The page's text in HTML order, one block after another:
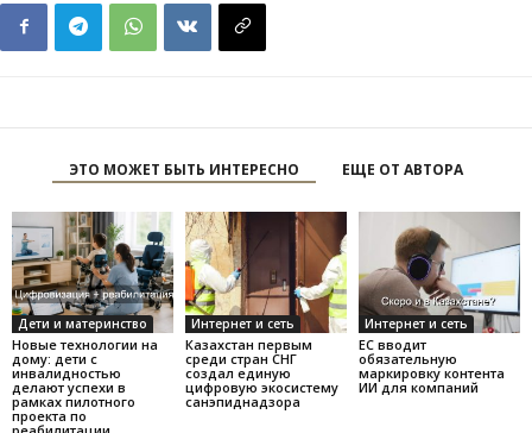
ЭТО МОЖЕТ БЫТЬ ИНТЕРЕСНО ЕЩЕ ОТ АВТОРА
Дети и материнство
Новые технологии на
дому: дети с
инвалидностью
делают успехи в
рамках пилотного
проекта по
Интернет и сеть
Казахстан первым
среди стран СНГ
создал единую
цифровую экосистему
санэпиднадзора
Интернет и сеть
ЕС вводит
обязательную
маркировку контента
ИИ для компаний